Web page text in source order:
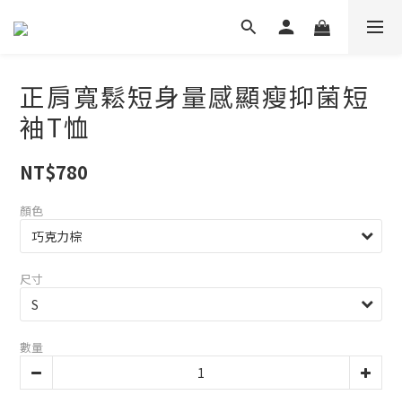
正肩寬鬆短身量感顯瘦抑菌短
袖T恤
NT$780
顏色
尺寸
數量